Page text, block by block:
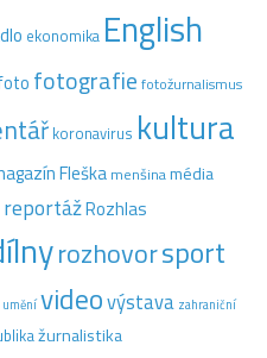
ekonomika English
fotografie fotožurnalismus
koronavirus kultura
Fleška menšinamédia
reportážRozhlas
rozhovorsport
uměnívideovýstava zahraniční
žurnalistika